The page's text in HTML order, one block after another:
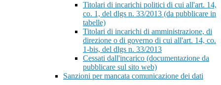
Titolari di incarichi politici di cui all'art. 14,
co. 1, del dlgs n. 33/2013 (da pubblicare in
tabelle)
Titolari di incarichi di amministrazione, di
direzione o di governo di cui all'art. 14, co.
1-bis, del dlgs n. 33/2013
Cessati dall'incarico (documentazione da
pubblicare sul sito web)
Sanzioni per mancata comunicazione dei dati